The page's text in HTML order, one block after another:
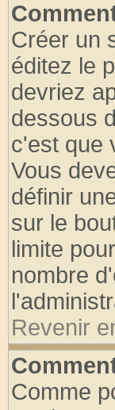
Créer un
éditez le
devriez
dessous
c'est que
Vous
définir
sur le
limite
nombre
Revenir
Comme